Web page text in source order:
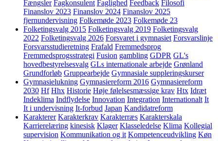
Fængsler Fagkonsulent Faglighed Feedback Filosofi
Finanslov 2023 Finanslov 2024 Finanslov 2025
fjernundervisning Folkemøde 2023 Folkemøde 23
Folketingsvalg 2015 Folketingsvalg 2019 Folketingsvalg
2022 Folketingsvalg 2026 Forsvaret i gymnasiet Forsvarslinje
Forsvarsstudieretning Frafald Fremmedsprog
Fremmedsprogsstrategi Fusion gambling GDPR GL's
hovedbestyrelsesvalg GLs internationale arbejde Grønland
Grundforløb Gruppearbejde Gymnasiale suppleringskurser
Gymnasielukning Gymnasiereform 2016 Gymnasiereform
2030 Hf Hhx Historie Høje følelsesmæssige krav Htx Idræt
Indeklima Indflydelse Innovation Integration Internationalt It
It i undervisning It-forbud Japan Kandidatreform
Karakterer Karakterkrav Karakterræs Karakterskala
Karrierelæring kinesisk Klager Klasseledelse Klima Kollegial
supervision Kommunikation og it Kompetenceudvikling Køn